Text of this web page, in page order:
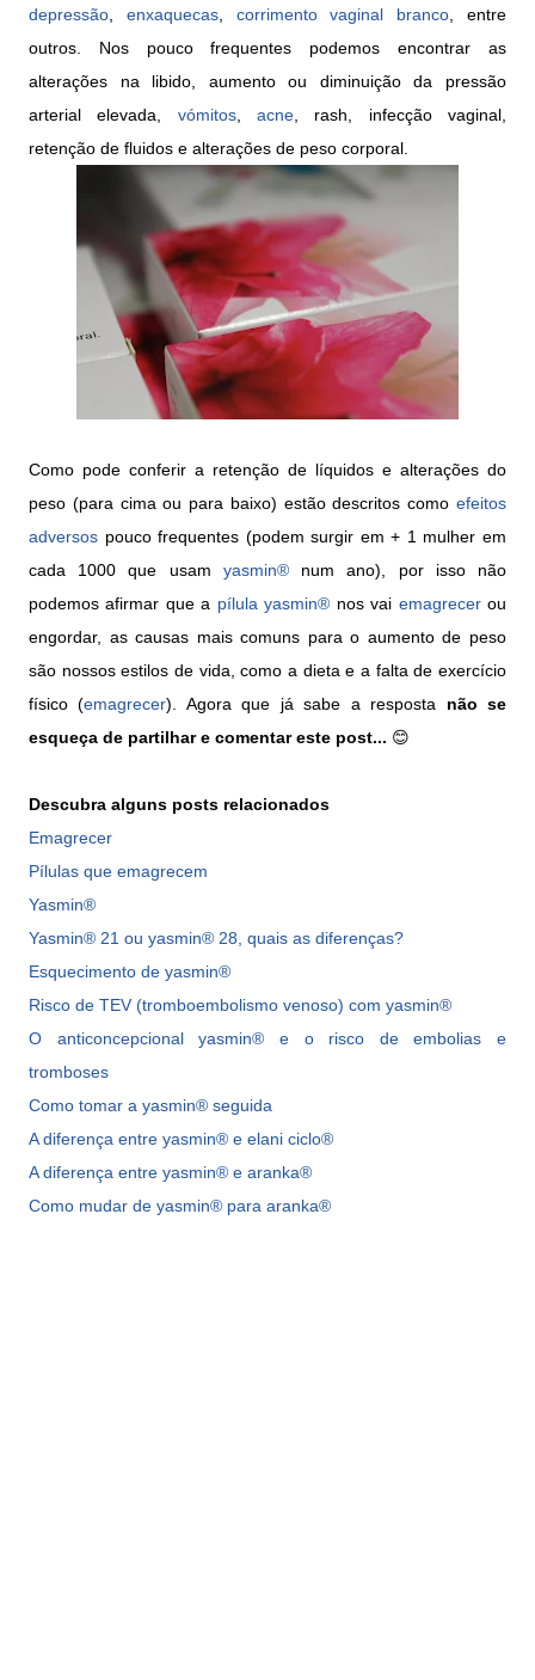
depressão enxaquecas, corrimento vaginal branco , entre
outros. Nos pouco frequentes podemos encontrar as
alterações na libido, aumento ou diminuição da pressão
arterial elevada, vómitos,acne , rash, infecção vaginal,
retenção de fluidos e alterações de peso corporal.
Como pode conferir a retenção de líquidos e alterações do
peso (para cima ou para baixo) estão descritos como efeitos
adversos pouco frequentes (podem surgir em + 1 mulher em
cada 1000 que usam yasmin®num ano), por isso não
podemos afirmar que a pílula yasmin® nos vai emagrecerou
engordar, as causas mais comuns para o aumento de peso
são nossos estilos de vida, como a dieta e a falta de exercício
físico (emagrecer). Agora que já sabe a resposta não se
esqueça de partilhar e comentar este post... 😊
Descubra alguns posts relacionados
Emagrecer
Pílulas que emagrecem
Yasmin®
Yasmin® 21 ou yasmin® 28, quais as diferenças?
Esquecimento de yasmin®
Risco de TEV (tromboembolismo venoso) com yasmin®
O anticoncepcional yasmin® e o risco de embolias e
tromboses
Como tomar a yasmin® seguida
A diferença entre yasmin® e elani ciclo®
A diferença entre yasmin® e aranka®
Como mudar de yasmin® para aranka®